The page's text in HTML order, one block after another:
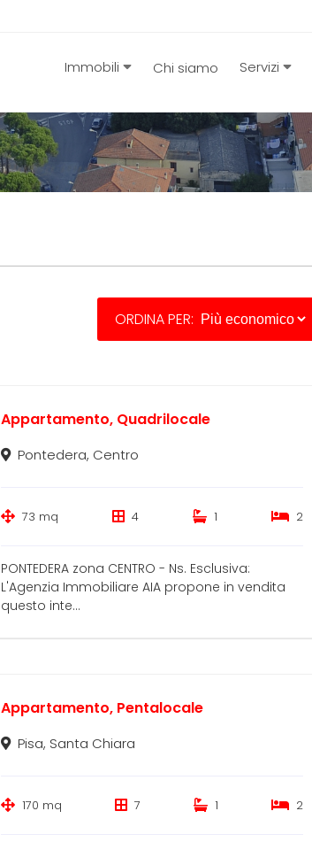
Immobili Chi siamo Servizi
ORDINA PER:
Appartamento, Quadrilocale
Pontedera, Centro
73 mq 4 1 2
PONTEDERA zona CENTRO - Ns. Esclusiva:
L'Agenzia Immobiliare AIA propone in vendita
questo inte...
Appartamento, Pentalocale
Pisa, Santa Chiara
170 mq 7 1 2